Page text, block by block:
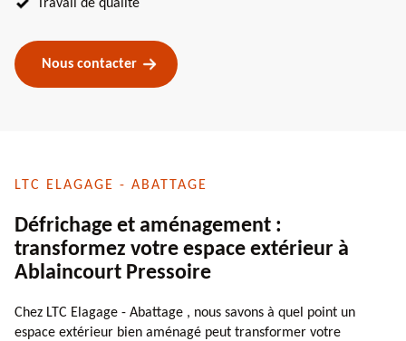
Travail de qualité
Nous contacter
LTC ELAGAGE - ABATTAGE
Défrichage et aménagement :
transformez votre espace extérieur à
Ablaincourt Pressoire
Chez LTC Elagage - Abattage , nous savons à quel point un
espace extérieur bien aménagé peut transformer votre